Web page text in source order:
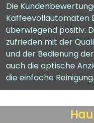
Die
Kaffeevollautomaten
überwiegend positiv.
zufrieden mit der
und der Bedienung
auch die optische
die einfache Reinigung.